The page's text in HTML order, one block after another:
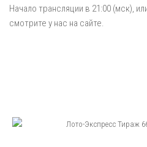
Начало трансляции в 21:00 (мск),
смотрите у нас на сайте.